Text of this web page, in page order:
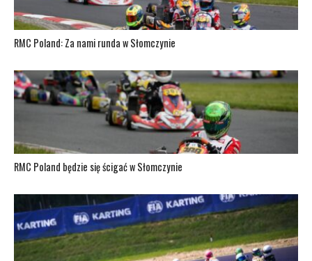
RMC Poland: Za nami runda w Słomczynie
RMC Poland będzie się ścigać w Słomczynie